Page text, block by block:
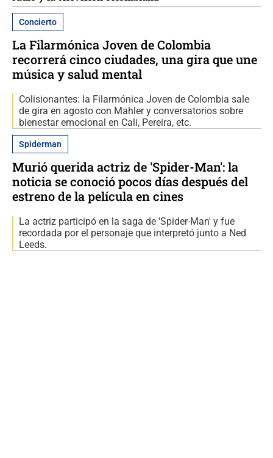
Concierto
La Filarmónica Joven de Colombia
recorrerá cinco ciudades, una gira que une
música y salud mental
Colisionantes: la Filarmónica Joven de Colombia sale
de gira en agosto con Mahler y conversatorios sobre
bienestar emocional en Cali, Pereira, etc.
Spiderman
Murió querida actriz de 'Spider-Man': la
noticia se conoció pocos días después del
estreno de la película en cines
La actriz participó en la saga de 'Spider-Man' y fue
recordada por el personaje que interpretó junto a Ned
Leeds.